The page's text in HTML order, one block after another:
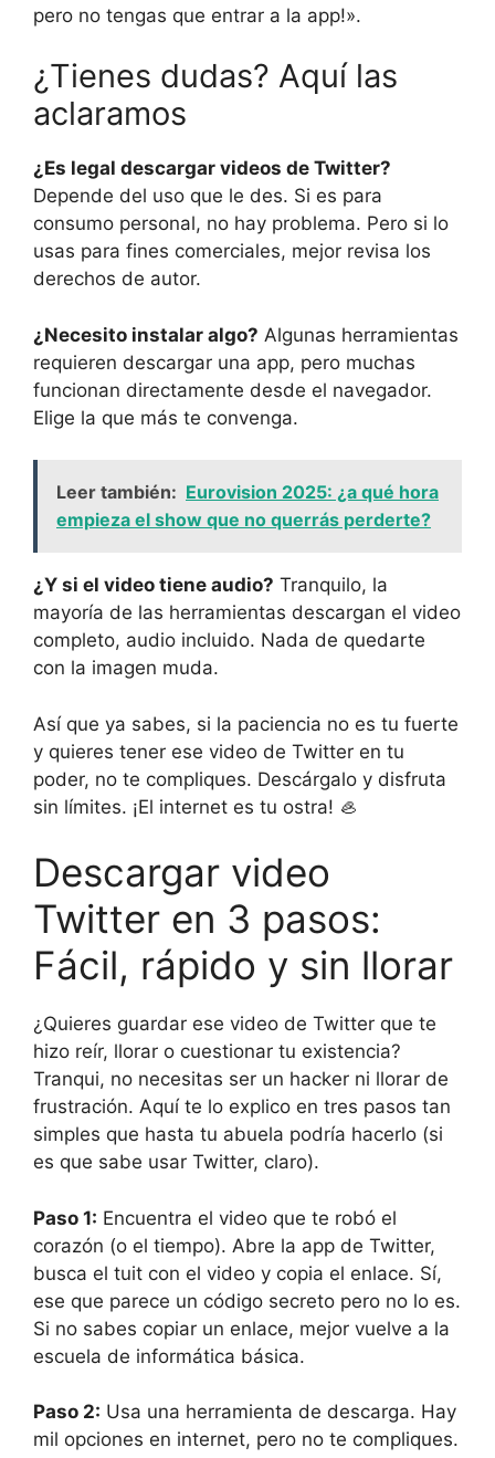
pero no tengas que entrar a la app!».
¿Tienes dudas? Aquí las
aclaramos
¿Es legal descargar videos de Twitter?
Depende del uso que le des. Si es para
consumo personal, no hay problema. Pero si lo
usas para fines comerciales, mejor revisa los
derechos de autor.
¿Necesito instalar algo? Algunas herramientas
requieren descargar una app, pero muchas
funcionan directamente desde el navegador.
Elige la que más te convenga.
Leer también: Eurovision 2025: ¿a qué hora
empieza el show que no querrás perderte?
¿Y si el video tiene audio? Tranquilo, la
mayoría de las herramientas descargan el video
completo, audio incluido. Nada de quedarte
con la imagen muda.
Así que ya sabes, si la paciencia no es tu fuerte
y quieres tener ese video de Twitter en tu
poder, no te compliques. Descárgalo y disfruta
sin límites. ¡El internet es tu ostra! 🦪
Descargar video
Twitter en 3 pasos:
Fácil, rápido y sin llorar
¿Quieres guardar ese video de Twitter que te
hizo reír, llorar o cuestionar tu existencia?
Tranqui, no necesitas ser un hacker ni llorar de
frustración. Aquí te lo explico en tres pasos tan
simples que hasta tu abuela podría hacerlo (si
es que sabe usar Twitter, claro).
Paso 1: Encuentra el video que te robó el
corazón (o el tiempo). Abre la app de Twitter,
busca el tuit con el video y copia el enlace. Sí,
ese que parece un código secreto pero no lo es.
Si no sabes copiar un enlace, mejor vuelve a la
escuela de informática básica.
Paso 2: Usa una herramienta de descarga. Hay
mil opciones en internet, pero no te compliques.